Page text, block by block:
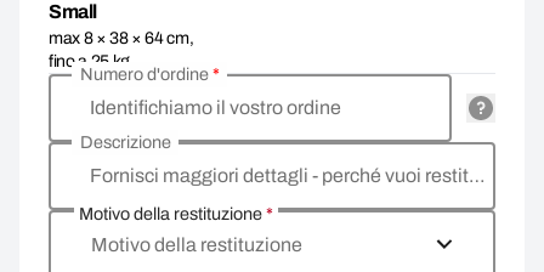
Small
max 8 × 38 × 64 cm,
fino a 25 kg
Identifichiamo il vostro ordine
Numero d'ordine*
Fornisci maggiori dettagli - perché vuoi restituire la merce, qual è il motivo?
Descrizione
Motivo della restituzione*
Motivo della restituzione